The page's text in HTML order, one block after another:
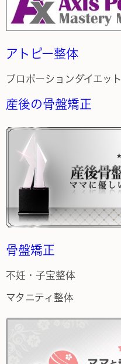
アトピー整体
プロポーションダイエット
産後の骨盤矯正
骨盤矯正
不妊・子宝整体
マタニティ整体